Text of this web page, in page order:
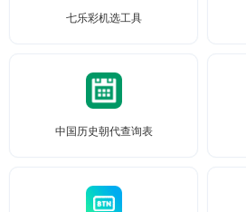
七乐彩机选工具
中国历史朝代查询表